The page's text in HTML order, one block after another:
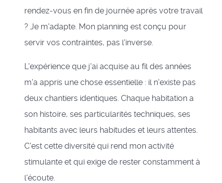
rendez-vous en fin de journée après votre travail
? Je m'adapte. Mon planning est conçu pour
servir vos contraintes, pas l'inverse.
L'expérience que j'ai acquise au fil des années
m'a appris une chose essentielle : il n'existe pas
deux chantiers identiques. Chaque habitation a
son histoire, ses particularités techniques, ses
habitants avec leurs habitudes et leurs attentes.
C'est cette diversité qui rend mon activité
stimulante et qui exige de rester constamment à
l'écoute.